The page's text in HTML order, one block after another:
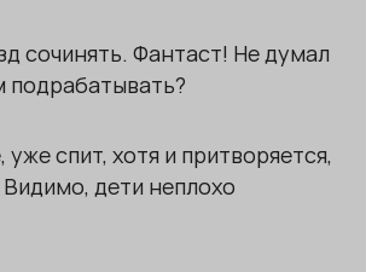
сочинять. Фантаст! Не думал
подрабатывать?
спит, хотя и притворяется,
Видимо, дети неплохо